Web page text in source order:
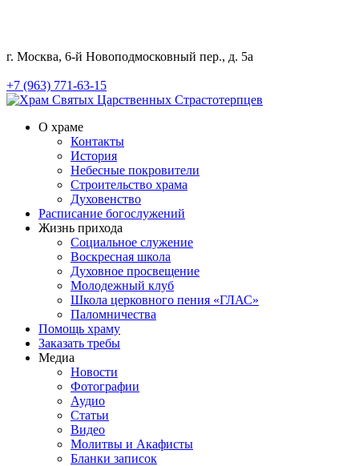
г. Москва, 6-й Новоподмосковный пер., д. 5а
+7 (963) 771-63-15
О храме
Контакты
История
Небесные покровители
Строительство храма
Духовенство
Расписание богослужений
Жизнь прихода
Социальное служение
Воскресная школа
Духовное просвещение
Молодежный клуб
Школа церковного пения «ГЛАС»
Паломничества
Помощь храму
Заказать требы
Медиа
Новости
Фотографии
Аудио
Статьи
Видео
Молитвы и Акафисты
Бланки записок